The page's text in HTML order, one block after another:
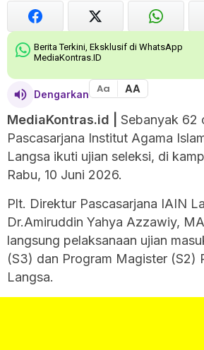
Berita Terkini, Eksklusif di WhatsApp
MediaKontras.ID
Dengarkan Aa AA
MediaKontras.id |
Sebanyak 62
Pascasarjana Institut Agama
Langsa ikuti ujian seleksi, di
Rabu, 10 Juni 2026.
Plt. Direktur Pascasarjana IAIN
Dr.Amiruddin Yahya Azzawiy,
langsung pelaksanaan ujian
(S3) dan Program Magister (S2)
Langsa.